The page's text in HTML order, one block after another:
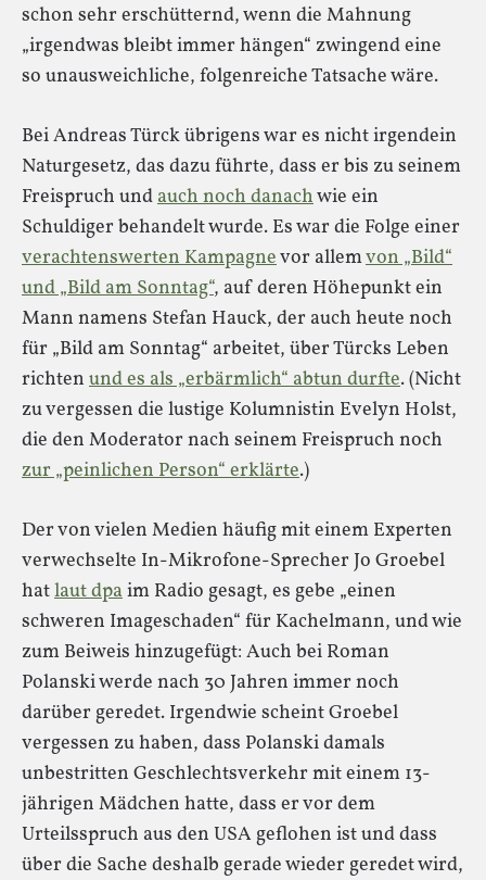
schon sehr erschütternd, wenn die Mahnung
„irgendwas bleibt immer hängen“ zwingend eine
so unausweichliche, folgenreiche Tatsache wäre.
Bei Andreas Türck übrigens war es nicht irgendein
Naturgesetz, das dazu führte, dass er bis zu seinem
Freispruch undauch noch danachwie ein
Schuldiger behandelt wurde. Es war die Folge einer
verachtenswerten Kampagnevor allemvon „Bild“
und „Bild am Sonntag“, auf deren Höhepunkt ein
Mann namens Stefan Hauck, der auch heute noch
für „Bild am Sonntag“ arbeitet, über Türcks Leben
richten und es als „erbärmlich“ abtun durfte. (Nicht
zu vergessen die lustige Kolumnistin Evelyn Holst,
die den Moderator nach seinem Freispruch noch
zur „peinlichen Person“ erklärte.)
Der von vielen Medien häufig mit einem Experten
verwechselte In-Mikrofone-Sprecher Jo Groebel
hatlaut dpaim Radio gesagt, es gebe „einen
schweren Imageschaden“ für Kachelmann, und wie
zum Beiweis hinzugefügt: Auch bei Roman
Polanski werde nach 30 Jahren immer noch
darüber geredet. Irgendwie scheint Groebel
vergessen zu haben, dass Polanski damals
unbestritten Geschlechtsverkehr mit einem 13-
jährigen Mädchen hatte, dass er vor dem
Urteilsspruch aus den USA geflohen ist und dass
über die Sache deshalb gerade wieder geredet wird,